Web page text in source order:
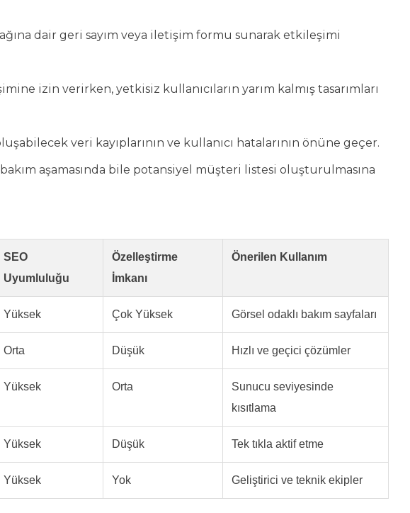
dair geri sayım veya iletişim formu sunarak etkileşimi
izin verirken, yetkisiz kullanıcıların yarım kalmış tasarımları
veri kayıplarının ve kullanıcı hatalarının önüne geçer.
aşamasında bile potansiyel müşteri listesi oluşturulmasına
SEO
Uyumluluğu
Özelleştirme
İmkanı
Önerilen Kullanım
Yüksek Çok Yüksek Görsel odaklı bakım sayfaları
Orta Düşük Hızlı ve geçici çözümler
Yüksek Orta
Sunucu seviyesinde
kısıtlama
Yüksek Düşük Tek tıkla aktif etme
Yüksek Yok Geliştirici ve teknik ekipler